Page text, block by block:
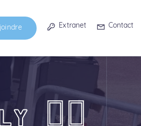
Extranet Contact
🚴‍♀️